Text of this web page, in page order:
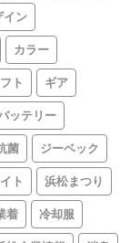
イン
カラー
ト ギア
ッテリー
菌 ジーベック
ト 浜松まつり
着 冷却服